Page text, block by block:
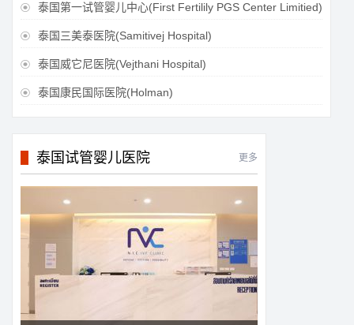
 泰国第一试管婴儿中心(First Fertilily PGS Center Limitied)
 泰国三美泰医院(Samitivej Hospital)
 泰国威它尼医院(Vejthani Hospital)
 泰国康民国际医院(Holman)
泰国试管婴儿医院 更多